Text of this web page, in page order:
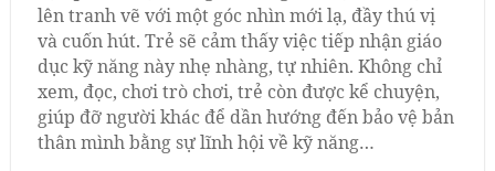
lên tranh vẽ với một góc nhìn mới lạ, đầy thú vị
và cuốn hút. Trẻ sẽ cảm thấy việc tiếp nhận giáo
dục kỹ năng này nhẹ nhàng, tự nhiên. Không chỉ
xem, đọc, chơi trò chơi, trẻ còn được kể chuyện,
giúp đỡ người khác để dần hướng đến bảo vệ bản
thân mình bằng sự lĩnh hội về kỹ năng…